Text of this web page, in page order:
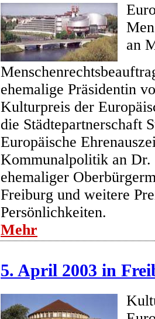
an
ehemalige Präsidentin
Kulturpreis der
die Städtepartnerschaft
Europäische
Kommunalpolitik an
ehemaliger
Freiburg und weitere
Persönlichkeiten.
Mehr
5. April 2003 in